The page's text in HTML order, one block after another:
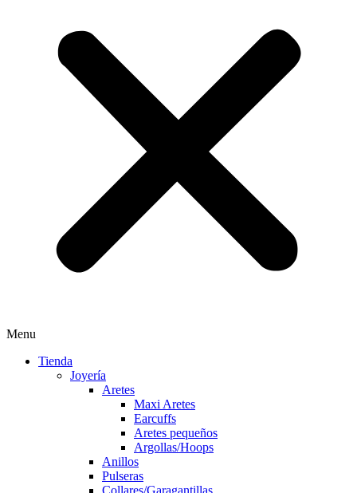
Menu
Tienda
Joyería
Aretes
Maxi Aretes
Earcuffs
Aretes pequeños
Argollas/Hoops
Anillos
Pulseras
Collares/Garagantillas